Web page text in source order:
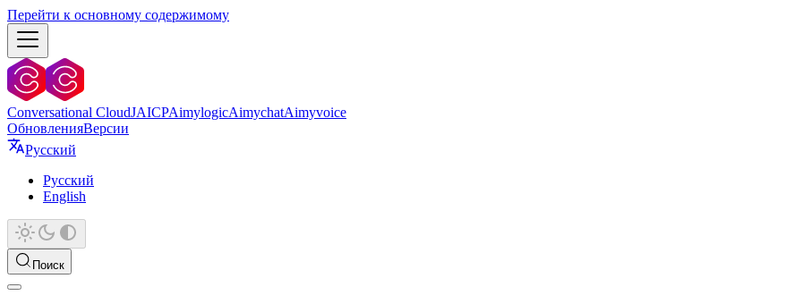
Перейти к основному содержимому
Conversational CloudJAICPAimylogicAimychatAimyvoice
ОбновленияВерсии
Русский
Русский
English
Поиск